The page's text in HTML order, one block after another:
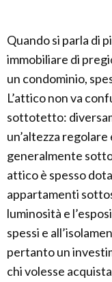
Quando si parla di
immobiliare di
un condominio,
L’attico non va
sottotetto:
un’altezza
generalmente
attico è spesso
appartamenti
luminosità e
spessi e
pertanto un
chi volesse